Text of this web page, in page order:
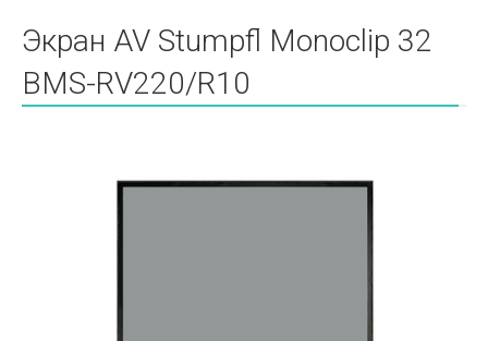
Экран AV Stumpfl Monoclip 32
BMS-RV220/R10